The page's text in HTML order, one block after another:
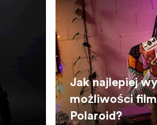
Jak najlepiej
możliwości
Polaroid?